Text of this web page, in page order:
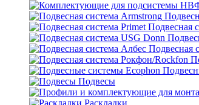
Подвесная
Подвесная
Подвесы
Раскладки